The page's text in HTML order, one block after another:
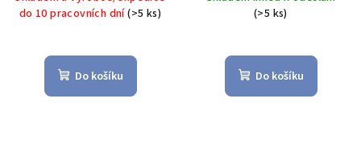
MINI, 120 ml - Küchenprofi
Solingen
do 10 pracovních dní(>5 ks)
Do košíku
Küchenprofi
(>5 ks)
Do košíku